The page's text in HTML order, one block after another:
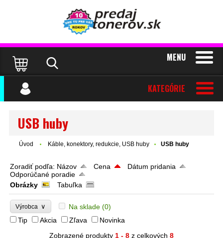
MENU
KATEGÓRIE
USB huby
Úvod Káble, konektory, redukcie, USB huby USB huby
Zoradiť podľa: Názov Cena
Dátum pridania
Odporúčané poradie
Obrázky
Tabuľka
Výrobca ∨ Na sklade (0)
Tip
Akcia Zľava
Novinka
Zobrazené produkty 1 - 8 z celkových 8